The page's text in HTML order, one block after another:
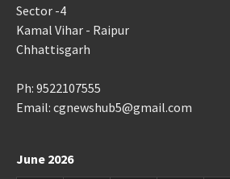
Sector -4
Kamal Vihar - Raipur
Chhattisgarh
Ph: 9522107555
Email: cgnewshub5@gmail.com
June 2026